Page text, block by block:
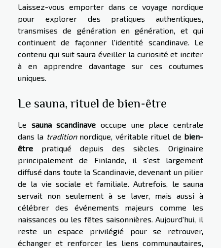
Laissez-vous emporter dans ce voyage nordique
pour explorer des pratiques authentiques,
transmises de génération en génération, et qui
continuent de façonner l'identité scandinave. Le
contenu qui suit saura éveiller la curiosité et inciter
à en apprendre davantage sur ces coutumes
uniques.
Le sauna, rituel de bien-être
Le sauna scandinave occupe une place centrale
dans la traditionnordique, véritable rituel de bien-
être pratiqué depuis des siècles. Originaire
principalement de Finlande, il s'est largement
diffusé dans toute la Scandinavie, devenant un pilier
de la vie sociale et familiale. Autrefois, le sauna
servait non seulement à se laver, mais aussi à
célébrer des événements majeurs comme les
naissances ou les fêtes saisonnières. Aujourd'hui, il
reste un espace privilégié pour se retrouver,
échanger et renforcer les liens communautaires,